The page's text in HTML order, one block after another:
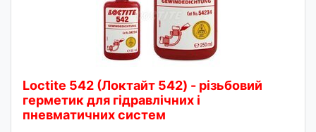
Loctite 542 (Локтайт 542) - різьбовий
герметик для гідравлічних і
пневматичних систем